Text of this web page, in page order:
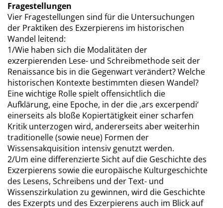
Fragestellungen
Vier Fragestellungen sind für die Untersuchungen
der Praktiken des Exzerpierens im historischen
Wandel leitend:
1/Wie haben sich die Modalitäten der
exzerpierenden Lese- und Schreibmethode seit der
Renaissance bis in die Gegenwart verändert? Welche
historischen Kontexte bestimmten diesen Wandel?
Eine wichtige Rolle spielt offensichtlich die
Aufklärung, eine Epoche, in der die ‚ars excerpendi‘
einerseits als bloße Kopiertätigkeit einer scharfen
Kritik unterzogen wird, andererseits aber weiterhin
traditionelle (sowie neue) Formen der
Wissensakquisition intensiv genutzt werden.
2/Um eine differenzierte Sicht auf die Geschichte des
Exzerpierens sowie die europäische Kulturgeschichte
des Lesens, Schreibens und der Text- und
Wissenszirkulation zu gewinnen, wird die Geschichte
des Exzerpts und des Exzerpierens auch im Blick auf